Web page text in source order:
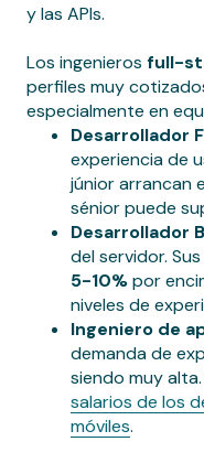
y las APIs.
Los ingenieros full-
perfiles muy
especialmente en
Desarrollador
experiencia de
júnior arrancan
sénior puede
Desarrollador
del servidor.
5-10%por
niveles de
Ingeniero de
demanda de
siendo muy
salarios de los
móviles.